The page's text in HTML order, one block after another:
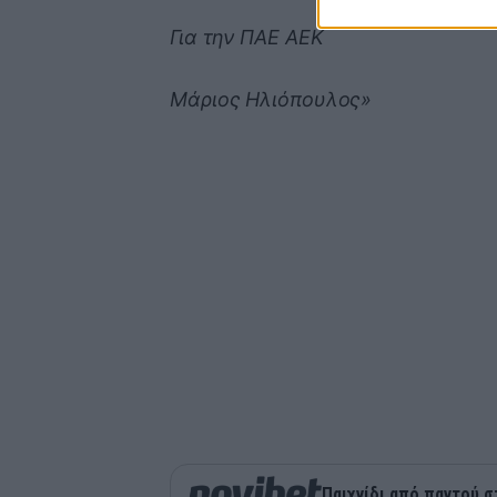
Για την ΠΑΕ ΑΕΚ
Μάριος Ηλιόπουλος»